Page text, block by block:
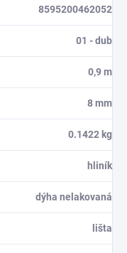
8595200462052
01 - dub
0,9 m
8 mm
0.1422 kg
hliník
dýha nelakovaná
lišta